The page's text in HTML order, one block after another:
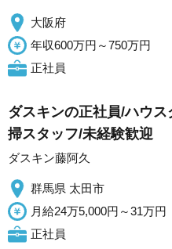
大阪府
年収600万円～750万円
正社員
ダスキンの正社員/ハウ
掃スタッフ/未経験歓迎
ダスキン藤阿久
群馬県 太田市
月給24万5,000円～31万円
正社員